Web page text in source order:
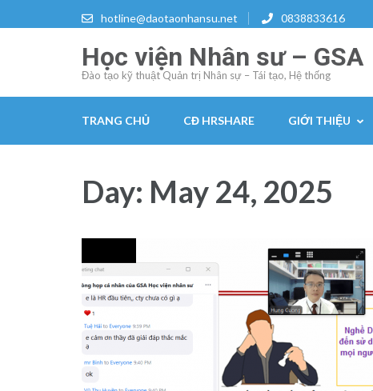
to
Enter)
hotline@daotaonhansu.net 0838833616
Học viện Nhân sư – GSA
Đào tạo kỹ thuật Quản trị Nhân sự – Tái tạo, Hệ thống
TRANG CHỦ CĐ HRSHARE GIỚI THIỆU
Day: May 24, 2025